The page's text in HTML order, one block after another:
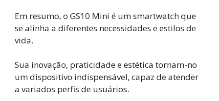
Em resumo, o GS10 Mini é um smartwatch que
se alinha a diferentes necessidades e estilos de
vida.
Sua inovação, praticidade e estética tornam-no
um dispositivo indispensável, capaz de atender
a variados perfis de usuários.